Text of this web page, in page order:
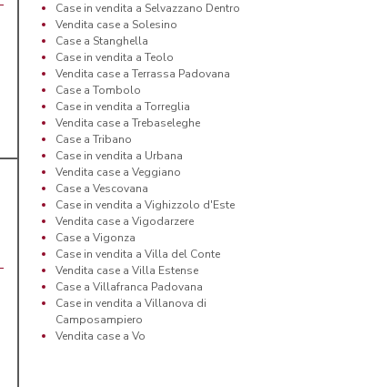
Case in vendita a Selvazzano Dentro
Vendita case a Solesino
Case a Stanghella
Case in vendita a Teolo
Vendita case a Terrassa Padovana
Case a Tombolo
Case in vendita a Torreglia
Vendita case a Trebaseleghe
Case a Tribano
Case in vendita a Urbana
Vendita case a Veggiano
Case a Vescovana
Case in vendita a Vighizzolo d'Este
Vendita case a Vigodarzere
Case a Vigonza
Case in vendita a Villa del Conte
Vendita case a Villa Estense
Case a Villafranca Padovana
Case in vendita a Villanova di
Camposampiero
Vendita case a Vo